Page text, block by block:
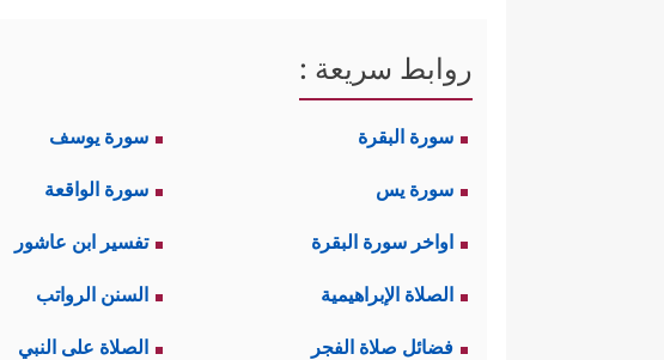
روابط سريعة :
سورة البقرة سورة يوسف
سورة يس سورة الواقعة
اواخر سورة البقرة تفسير ابن عاشور
الصلاة الإبراهيمية السنن الرواتب
فضائل صلاة الفجر الصلاة على النبي